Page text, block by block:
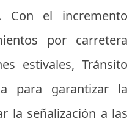
Con el incremento
por carretera
estivales, Tránsito
para garantizar la
la señalización a las